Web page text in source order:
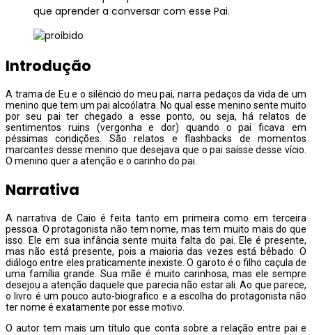
que aprender a conversar com esse Pai.
Introdução
A trama de Eu e o silêncio do meu pai, narra pedaços da vida de um
menino que tem um pai alcoólatra. No qual esse menino sente muito
por seu pai ter chegado a esse ponto, ou seja, há relatos de
sentimentos ruins (vergonha e dor) quando o pai ficava em
péssimas condições. São relatos e flashbacks de momentos
marcantes desse menino que desejava que o pai saísse desse vício.
O menino quer a atenção e o carinho do pai.
Narrativa
A narrativa de Caio é feita tanto em primeira como em terceira
pessoa. O protagonista não tem nome, mas tem muito mais do que
isso. Ele em sua infância sente muita falta do pai. Ele é presente,
mas não está presente, pois a maioria das vezes está bêbado. O
diálogo entre eles praticamente inexiste. O garoto é o filho caçula de
uma família grande. Sua mãe é muito carinhosa, mas ele sempre
desejou a atenção daquele que parecia não estar ali. Ao que parece,
o livro é um pouco auto-biografico e a escolha do protagonista não
ter nome é exatamente por esse motivo.
O autor tem mais um título que conta sobre a relação entre pai e